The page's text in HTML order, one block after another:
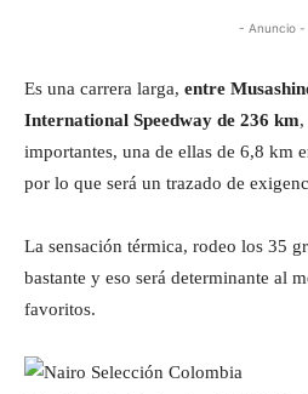
- Anuncio -
Es una carrera larga, entre
International Speedway de 236 km
importantes, una de ellas de 6,8 km
por lo que será un trazado de
La sensación térmica, rodeo los 35
bastante y eso será determinante al
favoritos.